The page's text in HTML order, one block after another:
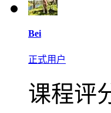
Bei
正式用户
课程评